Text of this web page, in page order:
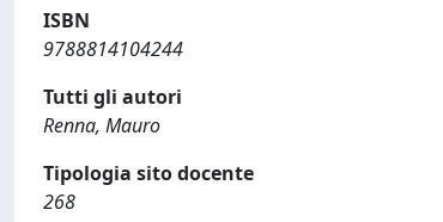
ISBN
9788814104244
Tutti gli autori
Renna, Mauro
Tipologia sito docente
268